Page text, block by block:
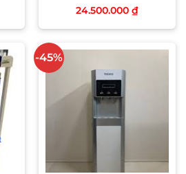
24.500.000 ₫
-45%